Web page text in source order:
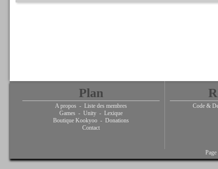
Plan
A propos - Liste des membres
Games - Unity - Lexique
Boutique Kookyoo - Donations
Contact
Code &